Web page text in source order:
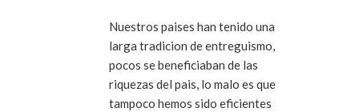
Nuestros paises han tenido una
larga tradicion de entreguismo,
pocos se beneficiaban de las
riquezas del pais, lo malo es que
tampoco hemos sido eficientes